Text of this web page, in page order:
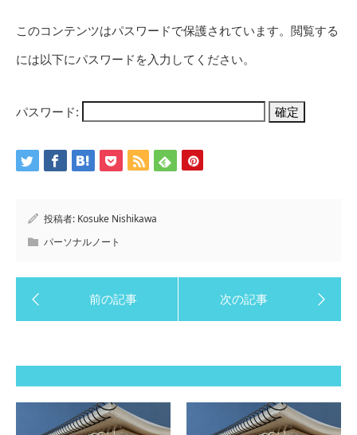
このコンテンツはパスワードで保護されています。閲覧する
には以下にパスワードを入力してください。
パスワード:
投稿者: Kosuke Nishikawa
パーソナルノート